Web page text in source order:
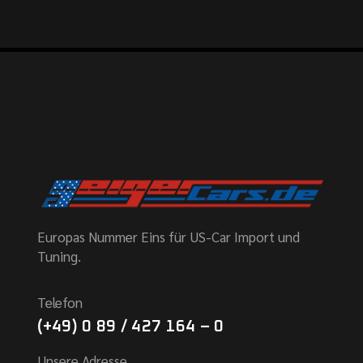
Europas Nummer Eins für US-Car Import und
Tuning.
Telefon
(+49) 0 89 / 427 164 – 0